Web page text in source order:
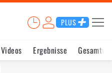
PLUS
Videos Ergebnisse